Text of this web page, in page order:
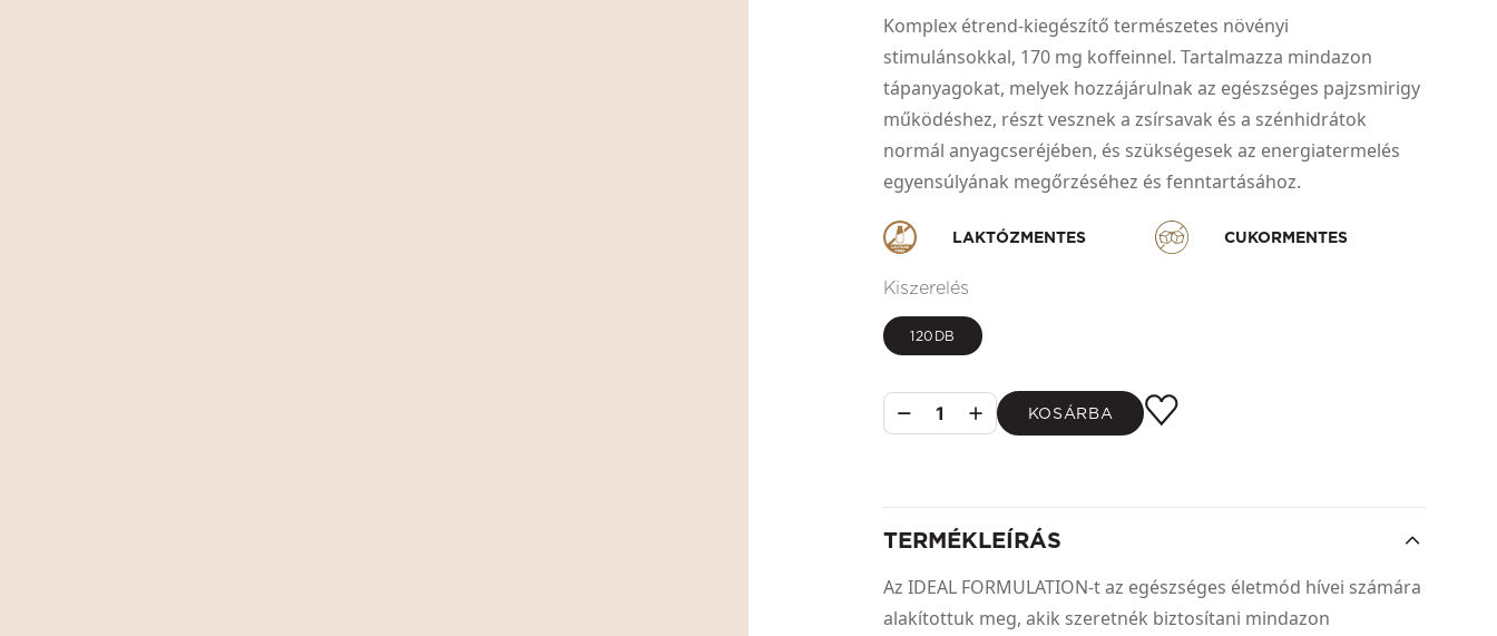
Komplex étrend-kiegészítő természetes növényi
stimulánsokkal, 170 mg koffeinnel. Tartalmazza mindazon
tápanyagokat, melyek hozzájárulnak az egészséges pajzsmirigy
működéshez, részt vesznek a zsírsavak és a szénhidrátok
normál anyagcseréjében, és szükségesek az energiatermelés
egyensúlyának megőrzéséhez és fenntartásához.
LAKTÓZMENTES CUKORMENTES
Kiszerelés
120DB
1 KOSÁRBA
TERMÉKLEÍRÁS
Az IDEAL FORMULATION-t az egészséges életmód hívei számára
alakítottuk meg, akik szeretnék biztosítani mindazon